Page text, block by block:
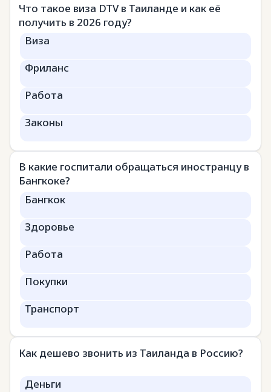
Что такое виза DTV в Таиланде и как её
получить в 2026 году?
Виза
Фриланс
Работа
Законы
В какие госпитали обращаться иностранцу в
Бангкоке?
Бангкок
Здоровье
Работа
Покупки
Транспорт
Как дешево звонить из Таиланда в Россию?
Деньги